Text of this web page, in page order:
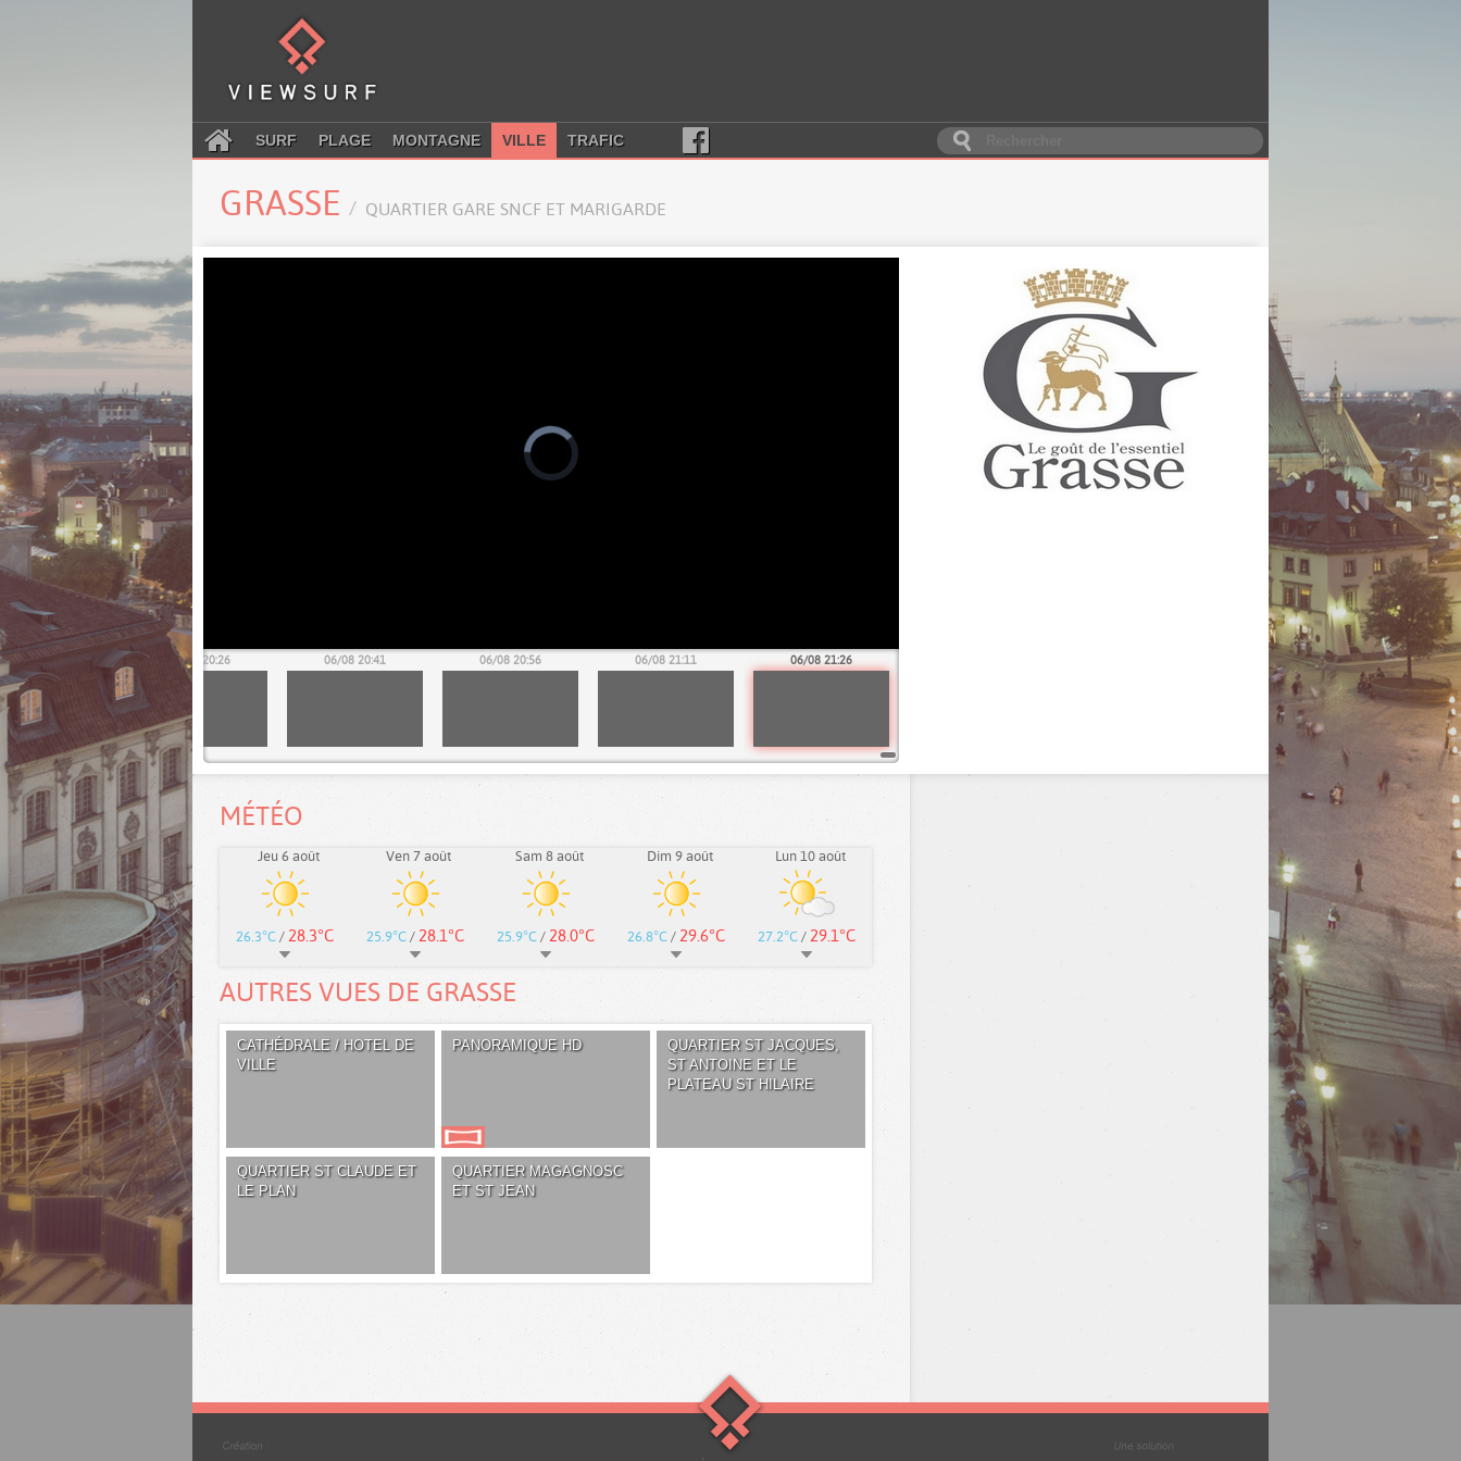
SURF PLAGE MONTAGNE VILLE TRAFIC
GRASSE QUARTIER GARE SNCF ET MARIGARDE
06/08 20:11 06/08 20:26 06/08 20:41 06/08 20:56 06/08 21:11 06/08 21:26
MÉTÉO
Jeu 6 août
26.3°C / 28.3°C
Ven 7 août
25.9°C / 28.1°C
Sam 8 août
25.9°C / 28.0°C
Dim 9 août
26.8°C / 29.6°C
Lun 10 août
27.2°C / 29.1°C
AUTRES VUES DE GRASSE
CATHÉDRALE / HOTEL DE
VILLE
PANORAMIQUE HD
QUARTIER ST JACQUES,
ST ANTOINE ET LE
PLATEAU ST HILAIRE
QUARTIER ST CLAUDE ET
LE PLAN
QUARTIER MAGAGNOSC
ET ST JEAN